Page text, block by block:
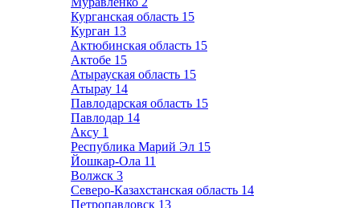
Курганская область 15
Курган 13
Актюбинская область 15
Актобе 15
Атырауская область 15
Атырау 14
Павлодарская область 15
Павлодар 14
Аксу 1
Республика Марий Эл 15
Йошкар-Ола 11
Волжск 3
Северо-Казахстанская область 14
Петропавловск 13